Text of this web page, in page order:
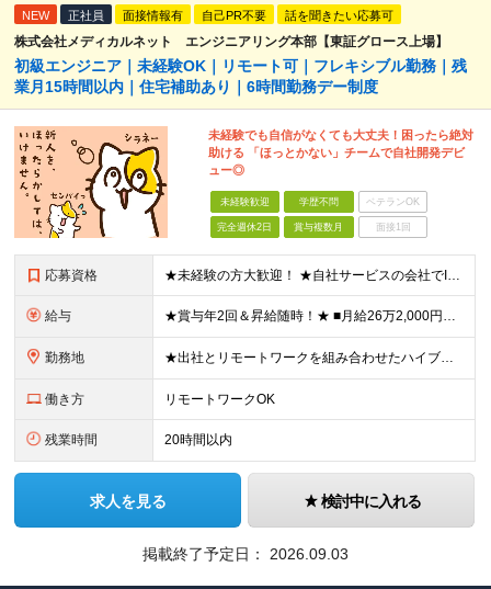
NEW 正社員 面接情報有 自己PR不要 話を聞きたい応募可
株式会社メディカルネット エンジニアリング本部【東証グロース上場】
初級エンジニア｜未経験OK｜リモート可｜フレキシブル勤務｜残
業月15時間以内｜住宅補助あり｜6時間勤務デー制度
未経験でも自信がなくても大丈夫！困ったら絶対
助ける 「ほっとかない」チームで自社開発デビ
ュー◎
未経験歓迎 学歴不問 ベテランOK
完全週休2日 賞与複数月 面接1回
応募資格 ★未経験の方大歓迎！ ★自社サービスの会社でIT業界デビューを目指しましょう◎ ■学歴不問 ＼以下のような方大歓迎／ ◎ITの仕事に興味がある ◎エンジニアとしてキャリアを築きたい ◎社会貢献性の高
給与 ★賞与年2回＆昇給随時！★ ■月給26万2,000円～33万円＋賞与年2回＋交通費 ※前職の給与やスキルを考慮し決定します ※固定残業代（月45時間分／6万9,000円～8万7,000円）を含みます
勤務地 ★出社とリモートワークを組み合わせたハイブリッド勤務！ ★幡ヶ谷駅から徒歩1分！ 【本社】 東京都渋谷区幡ヶ谷1-34-14 宝ビル3F ※(変更の範囲)上記を除く当社関連勤務地
働き方 リモートワークOK
残業時間 20時間以内
求人を見る 検討中に入れる
掲載終了予定日： 2026.09.03